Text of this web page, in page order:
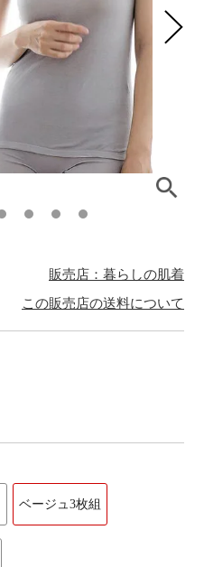
販売店：暮らしの肌着
この販売店の送料について
ベージュ3枚組